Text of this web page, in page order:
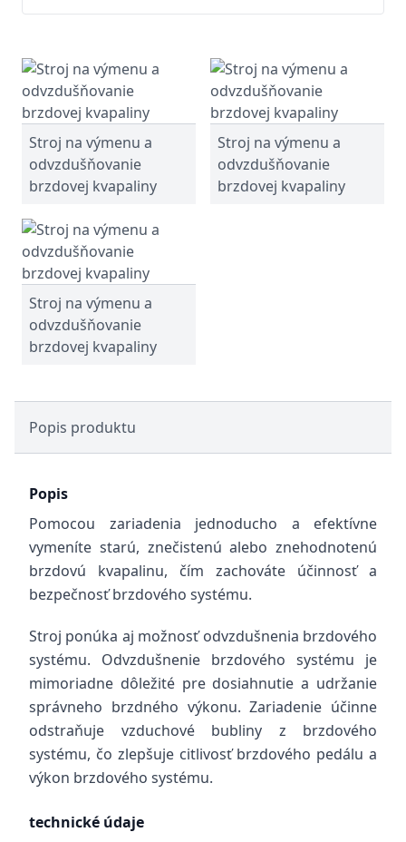
Stroj na výmenu a
odvzdušňovanie
brzdovej kvapaliny
Stroj na výmenu a
odvzdušňovanie
brzdovej kvapaliny
Stroj na výmenu a
odvzdušňovanie
brzdovej kvapaliny
Popis produktu
Popis
Pomocou zariadenia jednoducho a efektívne
vymeníte starú, znečistenú alebo znehodnotenú
brzdovú kvapalinu, čím zachováte účinnosť a
bezpečnosť brzdového systému.
Stroj ponúka aj možnosť odvzdušnenia brzdového
systému. Odvzdušnenie brzdového systému je
mimoriadne dôležité pre dosiahnutie a udržanie
správneho brzdného výkonu. Zariadenie účinne
odstraňuje vzduchové bubliny z brzdového
systému, čo zlepšuje citlivosť brzdového pedálu a
výkon brzdového systému.
technické údaje